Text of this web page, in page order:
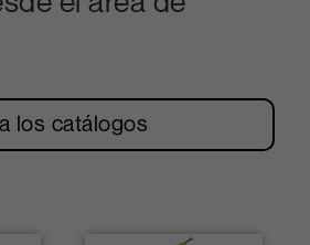
los catálogos